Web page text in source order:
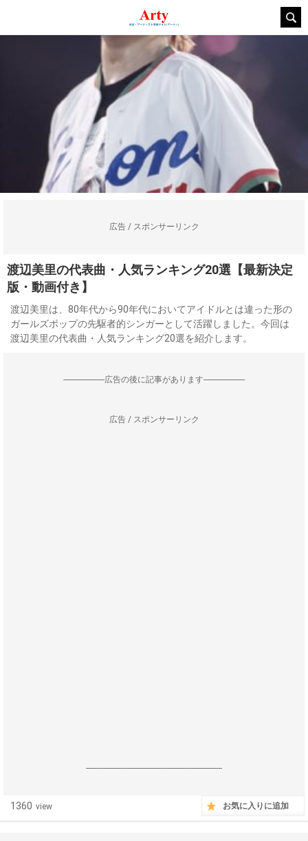
広告 / スポンサーリンク
渡辺美里の代表曲・人気ランキング20選【最新決定
版・動画付き】
渡辺美里は、80年代から90年代においてアイドルとは違った形の
ガールズポップの先駆者的シンガーとして活躍しました。今回は
渡辺美里の代表曲・人気ランキング20選を紹介します。
--------------------広告の後に記事があります--------------------
広告 / スポンサーリンク
------------------------------------------------------------------
1360 view お気に入りに追加